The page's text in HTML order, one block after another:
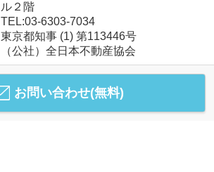
ル２階
TEL:03-6303-7034
東京都知事 (1) 第113446号
（公社）全日本不動産協会
お問い合わせ(無料)